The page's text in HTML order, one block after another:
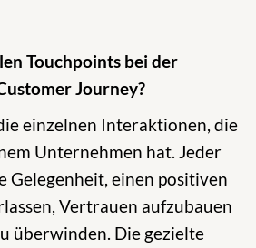
Touchpoints bei der
Journey?
einzelnen Interaktionen, die
Unternehmen hat. Jeder
Gelegenheit, einen positiven
Vertrauen aufzubauen
überwinden. Die gezielte